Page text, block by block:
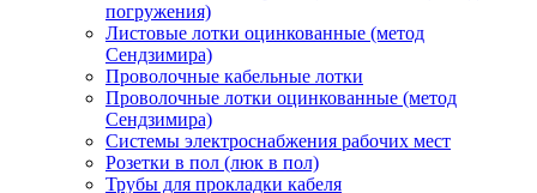
погружения)
Листовые лотки оцинкованные (метод
Сендзимира)
Проволочные кабельные лотки
Проволочные лотки оцинкованные (метод
Сендзимира)
Системы электроснабжения рабочих мест
Розетки в пол (люк в пол)
Трубы для прокладки кабеля